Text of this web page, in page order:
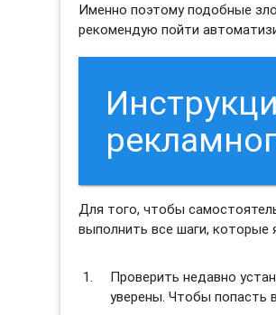
Именно поэтому подобные
рекомендую пойти
Для того, чтобы
выполнить все шаги, которые
Проверить недавно
уверены. Чтобы попасть